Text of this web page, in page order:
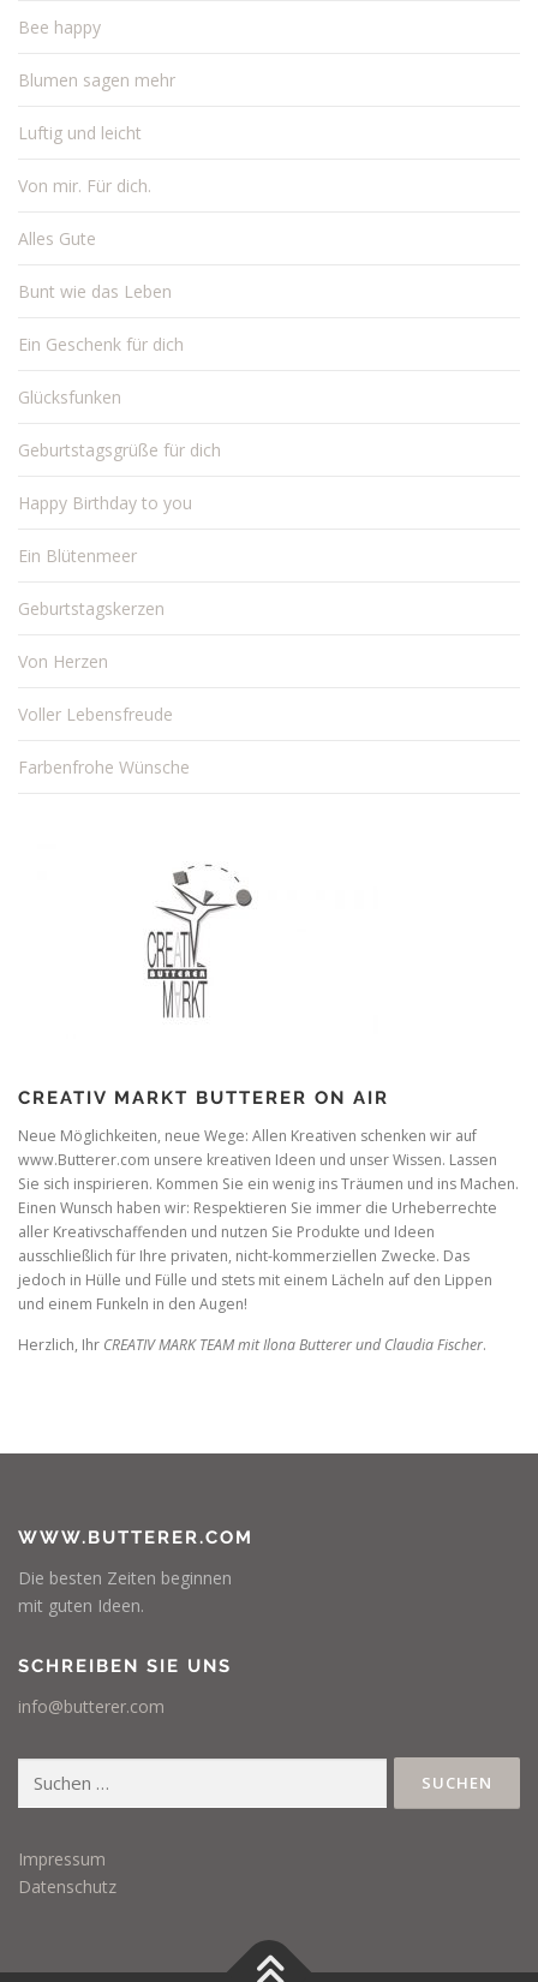
Bee happy
Blumen sagen mehr
Luftig und leicht
Von mir. Für dich.
Alles Gute
Bunt wie das Leben
Ein Geschenk für dich
Glücksfunken
Geburtstagsgrüße für dich
Happy Birthday to you
Ein Blütenmeer
Geburtstagskerzen
Von Herzen
Voller Lebensfreude
Farbenfrohe Wünsche
CREATIV MARKT BUTTERER ON AIR
Neue Möglichkeiten, neue Wege: Allen Kreativen schenken wir auf
www.Butterer.com unsere kreativen Ideen und unser Wissen. Lassen
Sie sich inspirieren. Kommen Sie ein wenig ins Träumen und ins Machen.
Einen Wunsch haben wir: Respektieren Sie immer die Urheberrechte
aller Kreativschaffenden und nutzen Sie Produkte und Ideen
ausschließlich für Ihre privaten, nicht-kommerziellen Zwecke. Das
jedoch in Hülle und Fülle und stets mit einem Lächeln auf den Lippen
und einem Funkeln in den Augen!
Herzlich, Ihr CREATIV MARK TEAM mit Ilona Butterer und Claudia Fischer.
WWW.BUTTERER.COM
Die besten Zeiten beginnen
mit guten Ideen.
SCHREIBEN SIE UNS
info@butterer.com
Suchen
Impressum
Datenschutz